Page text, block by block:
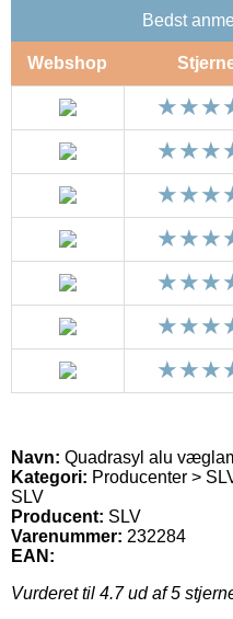
Bedst
Webshop
Navn: Quadrasyl alu
Kategori: Producenter >
SLV
Producent: SLV
Varenummer: 232284
EAN:
Vurderet til 4.7ud af 5